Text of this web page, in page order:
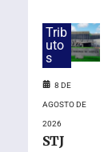
AmpeBr
projeta
expectativas
positivas
rodada
Trib
uto
s
8 DE
AGOSTO DE
2026
STJ